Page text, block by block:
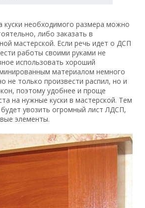
куски необходимого размера можно
либо заказать в
мастерской. Если речь идет о ДСП
работы своими руками не
использовать хороший
материалом немного
не только произвести распил, но и
поэтому удобнее и проще
на нужные куски в мастерской. Тем
увозить огромный лист ЛДСП,
элементы.